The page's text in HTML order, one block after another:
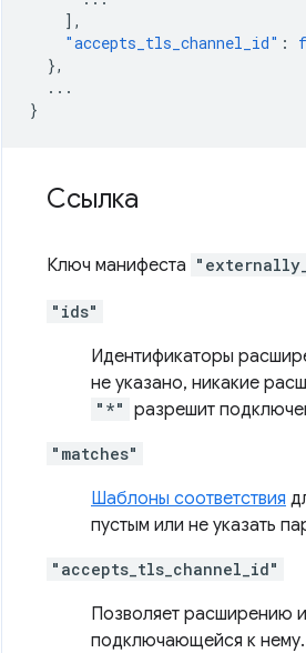
],
"accepts_tls_channel_id" :
},
...
}
Ссылка
Ключ манифеста
"ids"
Идентификаторы
не указано, никакие
"*" разрешит
"matches"
Шаблоны соответствия
пустым или не указать
"accepts_tls_channel_id"
Позволяет расширению
подключающейся к